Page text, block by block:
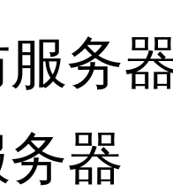
务
器